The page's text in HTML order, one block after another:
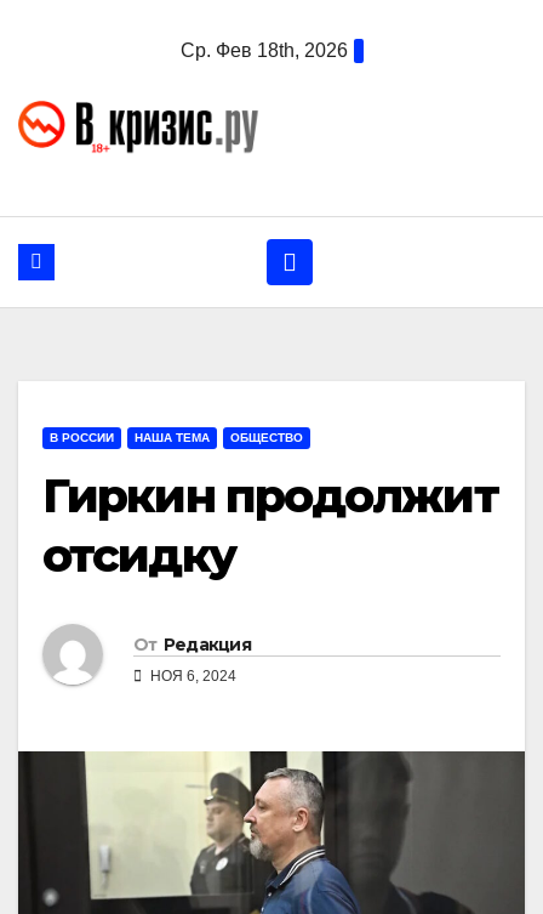
Ср. Фев 18th, 2026
В РОССИИ НАША ТЕМА ОБЩЕСТВО
Гиркин продолжит
отсидку
От Редакция
НОЯ 6, 2024